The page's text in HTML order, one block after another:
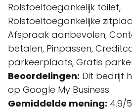
Rolstoeltoegankelijk toilet,
Rolstoeltoegankelijke
Afspraak aanbevolen,
betalen, Pinpassen,
parkeerplaats, Gratis
Beoordelingen: Dit bedrijf
op Google My Business.
Gemiddelde mening: 4.9/